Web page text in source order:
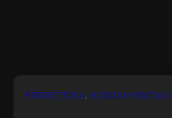
FERRETERIA, HERRAMIENTAS